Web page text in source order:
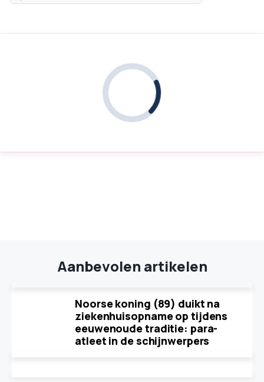
Aanbevolen artikelen
Noorse koning (89) duikt na
ziekenhuisopname op tijdens
eeuwenoude traditie: para-
atleet in de schijnwerpers